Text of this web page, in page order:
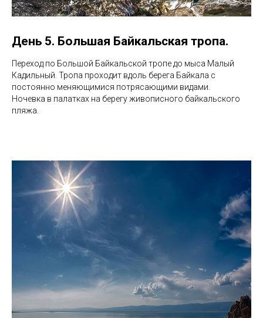
День 5. Большая Байкальская тропа.
Переход по Большой Байкальской тропе до мыса Малый
Кадильный. Тропа проходит вдоль берега Байкала с
постоянно меняющимися потрясающими видами.
Ночевка в палатках на берегу живописного байкальского
пляжа.